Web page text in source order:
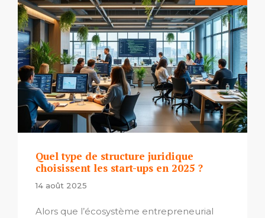
Quel type de structure juridique
choisissent les start-ups en 2025 ?
14 août 2025
Alors que l’écosystème entrepreneurial